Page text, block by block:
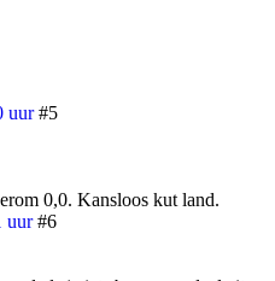
uur #5
0,0. Kansloos kut land.
uur #6